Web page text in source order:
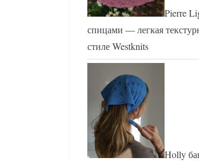
Pierre
спицами — легкая
стиле Westknits
Holly